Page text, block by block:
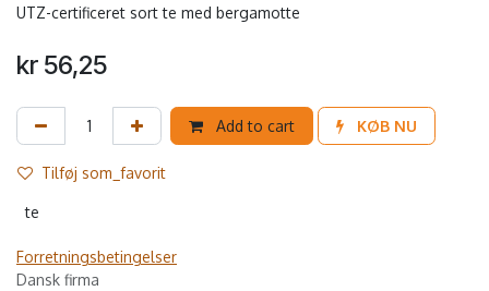
UTZ-certificeret sort te med bergamotte
kr 56,25
Add to cart KØB NU
Tilføj som_favorit
te
Forretningsbetingelser
Dansk firma